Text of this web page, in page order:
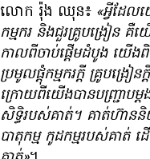
លោក រ៉ុង ឈុន៖ «អ្វី​ដែល​
កម្មករ និង​ជួរ​គ្រូ​បង្រៀន គឺ​យ
កាល​ពី​ចាប់​ផ្ដើម​ដំបូង យើង​
ប្រមូល​ផ្តុំ​កម្មករ​ក្តី គ្រូ​បង្រ
ក្រោយ​ពី​យើង​បាន​បញ្ជ្រាប​ម្
សិទ្ធិ​របស់​គាត់។ គាត់​ហ៊ាន​និ
បាតុកម្ម កូដកម្ម​របស់​គាត់